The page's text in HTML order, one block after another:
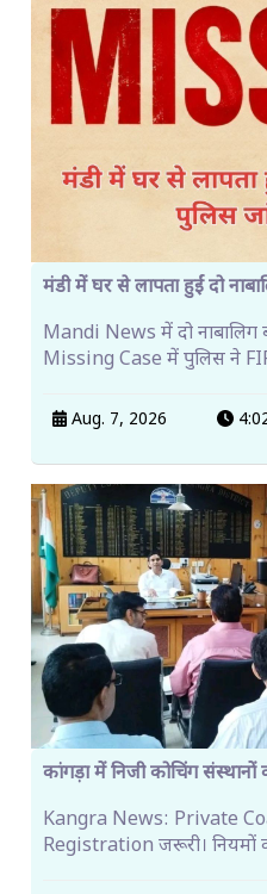
मंडी में घर से लापता हुईं दो
Mandi News में दो नाबालिग
Missing Case में पुलिस ने
Aug. 7, 2026
कांगड़ा में निजी कोचिंग
Kangra News: Private
Registration जरूरी। नियमों